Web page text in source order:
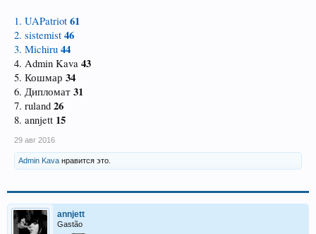
1. UAPatriot 61
2. sistemist 46
3. Michiru 44
4. Admin Kava 43
5. Кошмар 34
6. Дипломат 31
7. ruland 26
8. annjett 15
29 авг 2016
Admin Kava нравится это.
annjett
Gastão